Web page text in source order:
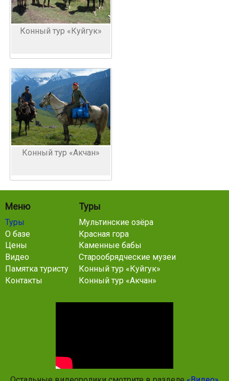
Конный тур «Куйгук»
Конный тур «Акчан»
Меню
Туры
О базе
Цены
Видео
Памятка туристу
Контакты
Туры
Мультинские озёра
Красная гора
Каменные бабы
Старообрядческие музеи
Конный тур «Куйгук»
Конный тур «Акчан»